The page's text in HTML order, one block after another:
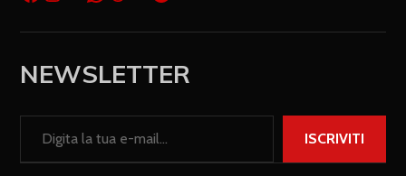
NEWSLETTER
ISCRIVITI